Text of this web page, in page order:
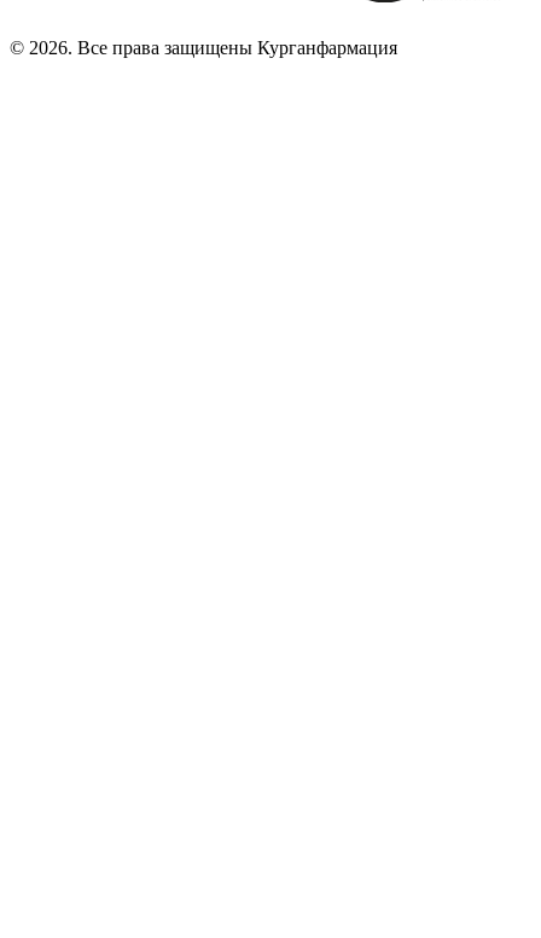
© 2026. Все права защищены Курганфармация